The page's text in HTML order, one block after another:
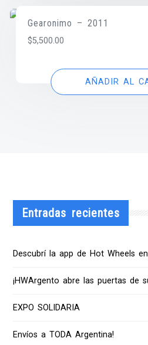
Gearonimo – 2011
$5,500.00
AÑADIR AL
Entradas recientes
Descubrí la app de Hot Wheels
¡HWArgento abre las puertas de
EXPO SOLIDARIA
Envíos a TODA Argentina!